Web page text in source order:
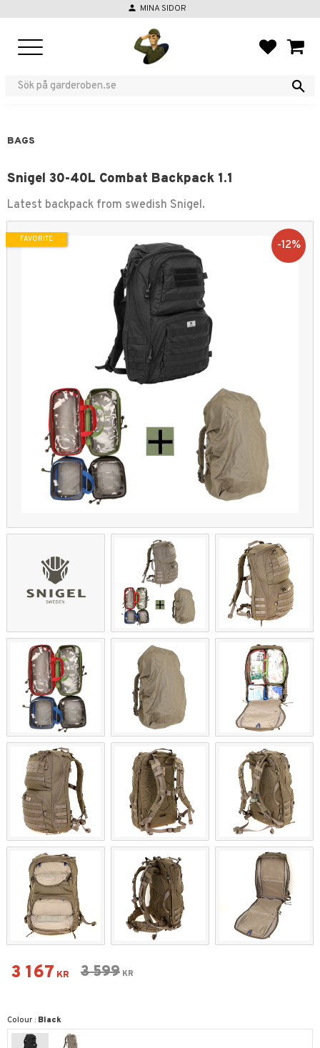
person MINA SIDOR
BAGS
Snigel 30-40L Combat Backpack 1.1
Latest backpack from swedish Snigel.
12%
FAVORITE
Reduced price:
3 167 KR Original price:
3 599 KR
Colour : Black